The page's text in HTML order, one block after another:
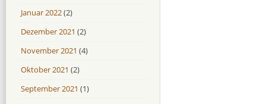
Januar 2022(2)
Dezember 2021 (2)
November 2021 (4)
Oktober 2021 (2)
September 2021 (1)